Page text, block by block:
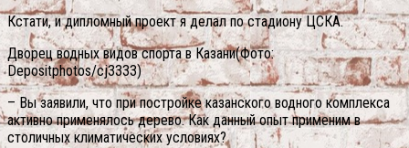
Кстати, и дипломный проект я делал по стадиону ЦСКА.
Дворец водных видов спорта в Казани(Фото:
Depositphotos/cj3333)
– Вы заявили, что при постройке казанского водного комплекса
активно применялось дерево. Как данный опыт применим в
столичных климатических условиях?